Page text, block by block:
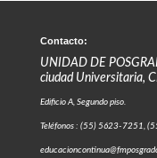
Contacto:
UNIDAD DE
ciudad Universitaria,
Edificio A, Segundo piso.
Teléfonos : (55) 5623-7251,